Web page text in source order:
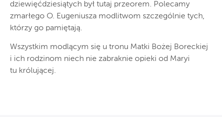
dziewięćdziesiątych był tutaj przeorem. Polecamy
zmarłego O. Eugeniusza modlitwom szczególnie tych,
którzy go pamiętają.
Wszystkim modlącym się u tronu Matki Bożej Boreckiej
i ich rodzinom niech nie zabraknie opieki od Maryi
tu królującej.